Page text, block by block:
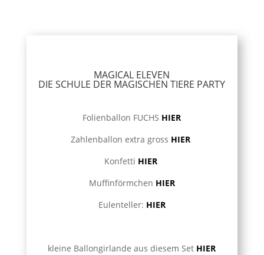
MAGICAL ELEVEN
DIE SCHULE DER MAGISCHEN TIERE PARTY
Folienballon FUCHS HIER
Zahlenballon extra gross HIER
Konfetti HIER
Muffinförmchen HIER
Eulenteller: HIER
kleine Ballongirlande aus diesem Set HIER